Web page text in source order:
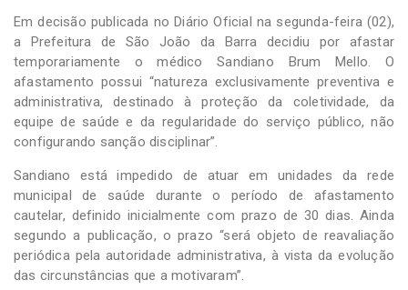
Em decisão publicada no Diário Oficial na segunda-feira (02),
a Prefeitura de São João da Barra decidiu por afastar
temporariamente o médico Sandiano Brum Mello. O
afastamento possui “natureza exclusivamente preventiva e
administrativa, destinado à proteção da coletividade, da
equipe de saúde e da regularidade do serviço público, não
configurando sanção disciplinar”.
Sandiano está impedido de atuar em unidades da rede
municipal de saúde durante o período de afastamento
cautelar, definido inicialmente com prazo de 30 dias. Ainda
segundo a publicação, o prazo “será objeto de reavaliação
periódica pela autoridade administrativa, à vista da evolução
das circunstâncias que a motivaram”.